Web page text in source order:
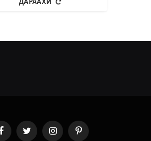
ДАРААХИ
FacebookTwitter InstagramPinterest